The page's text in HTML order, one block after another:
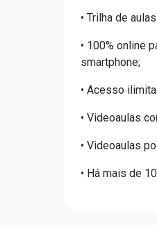
• Trilha de
• 100% online
smartphone;
• Acesso
• Videoaulas
• Videoaulas
• Há mais de